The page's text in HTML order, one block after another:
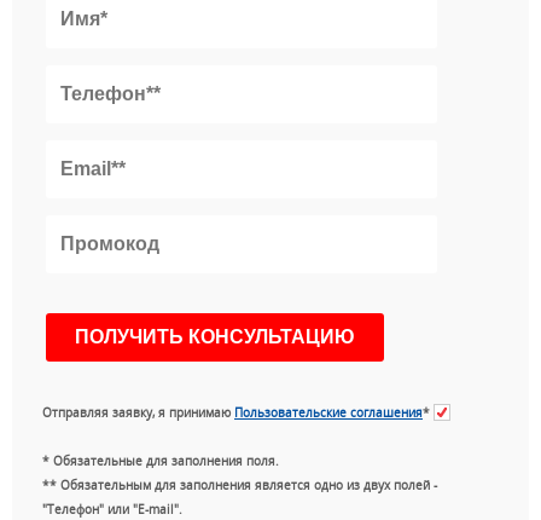
Отправляя заявку, я принимаю Пользовательские соглашения*
* Обязательные для заполнения поля.
** Обязательным для заполнения является одно из двух полей -
"Телефон" или "E-mail".